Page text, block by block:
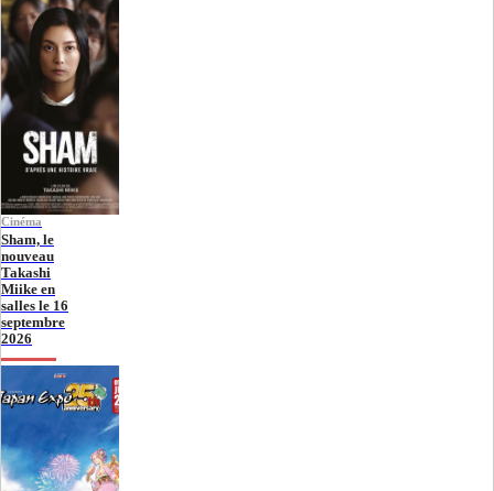
Cinéma
Sham, le
nouveau
Takashi
Miike en
salles le 16
septembre
2026